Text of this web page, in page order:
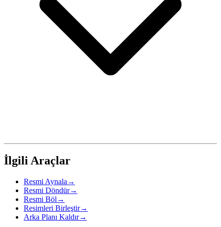
İlgili Araçlar
Resmi Aynala →
Resmi Döndür→
Resmi Böl →
Resimleri Birleştir→
Arka Planı Kaldır→